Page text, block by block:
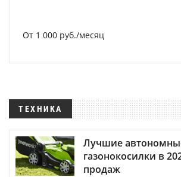
От 1 000 руб./месяц
ТЕХНИКА
Лучшие
газонокосилки в
продаж